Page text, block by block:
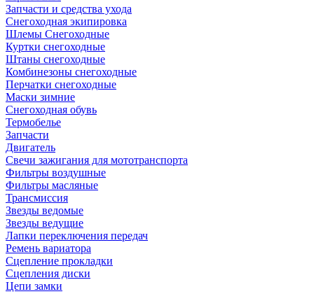
Запчасти и средства ухода
Снегоходная экипировка
Шлемы Снегоходные
Куртки снегоходные
Штаны снегоходные
Комбинезоны снегоходные
Перчатки снегоходные
Маски зимние
Снегоходная обувь
Термобелье
Запчасти
Двигатель
Свечи зажигания для мототранспорта
Фильтры воздушные
Фильтры масляные
Трансмиссия
Звезды ведомые
Звезды ведущие
Лапки переключения передач
Ремень вариатора
Сцепление прокладки
Сцепления диски
Цепи замки